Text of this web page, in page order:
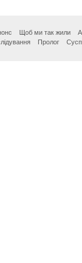
Щоб ми так жили
Пролог